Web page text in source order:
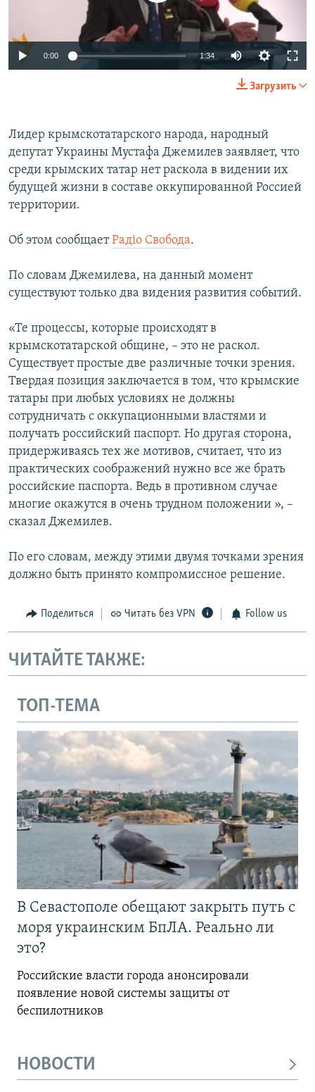
ПОБЕДИТЕЛЕЙ НЕ СУДЯТ?
КРЫМ.НЕПОКОРЕННЫЙ
ПРИСОЕДИНЯЙТЕСЬ!
0:00 1:34
Загрузить
Лидер крымскотатарского народа, народный
депутат Украины Мустафа Джемилев заявляет, что
среди крымских татар нет раскола в видении их
будущей жизни в составе оккупированной Россией
территории.
Об этом сообщаетРадіо Свобода.
По словам Джемилева, на данный момент
существуют только два видения развития событий.
«Те процессы, которые происходят в
крымскотатарской общине, – это не раскол.
Существует простые две различные точки зрения.
Твердая позиция заключается в том, что крымские
татары при любых условиях не должны
сотрудничать с оккупационными властями и
получать российский паспорт. Но другая сторона,
придерживаясь тех же мотивов, считает, что из
практических соображений нужно все же брать
российские паспорта. Ведь в противном случае
многие окажутся в очень трудном положении », –
сказал Джемилев.
По его словам, между этими двумя точками зрения
должно быть принято компромиссное решение.
Поделиться Читать без VPN Follow us
ЧИТАЙТЕ ТАКЖЕ:
ТОП-ТЕМА
В Севастополе обещают закрыть путь с
моря украинским БпЛА. Реально ли
это?
Российские власти города анонсировали
появление новой системы защиты от
беспилотников
НОВОСТИ